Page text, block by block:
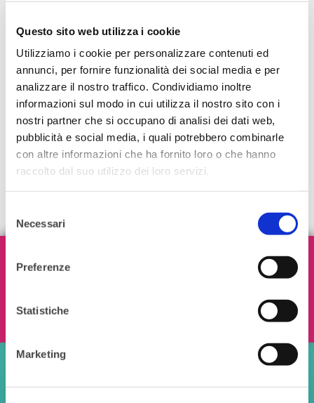
Questo sito web utilizza i cookie
Utilizziamo i cookie per personalizzare contenuti ed
annunci, per fornire funzionalità dei social media e per
analizzare il nostro traffico. Condividiamo inoltre
informazioni sul modo in cui utilizza il nostro sito con i
nostri partner che si occupano di analisi dei dati web,
pubblicità e social media, i quali potrebbero combinarle
con altre informazioni che ha fornito loro o che hanno
raccolto dal suo utilizzo dei loro servizi.
delNecessari
Preferenze
Statistiche
Marketing